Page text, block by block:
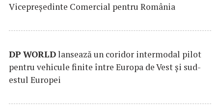
Vicepreședinte Comercial pentru România
DP WORLDlansează un coridor intermodal pilot
pentru vehicule finite între Europa de Vest și sud-
estul Europei